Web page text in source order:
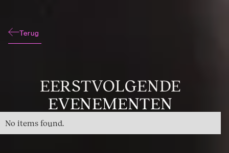
Terug
EERSTVOLGENDE
EVENEMENTEN
No items found.